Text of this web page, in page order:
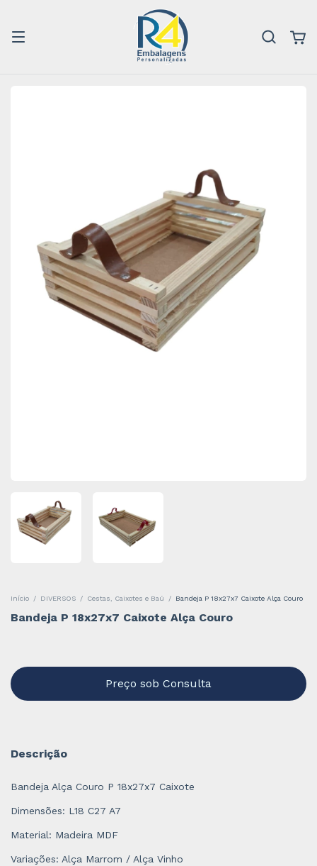
Início / DIVERSOS / Cestas, Caixotes e Baú / Bandeja P 18x27x7 Caixote Alça Couro
Bandeja P 18x27x7 Caixote Alça Couro
Descrição
Bandeja Alça Couro P 18x27x7 Caixote
Dimensões: L18 C27 A7
Material: Madeira MDF
Variações: Alça Marrom / Alça Vinho